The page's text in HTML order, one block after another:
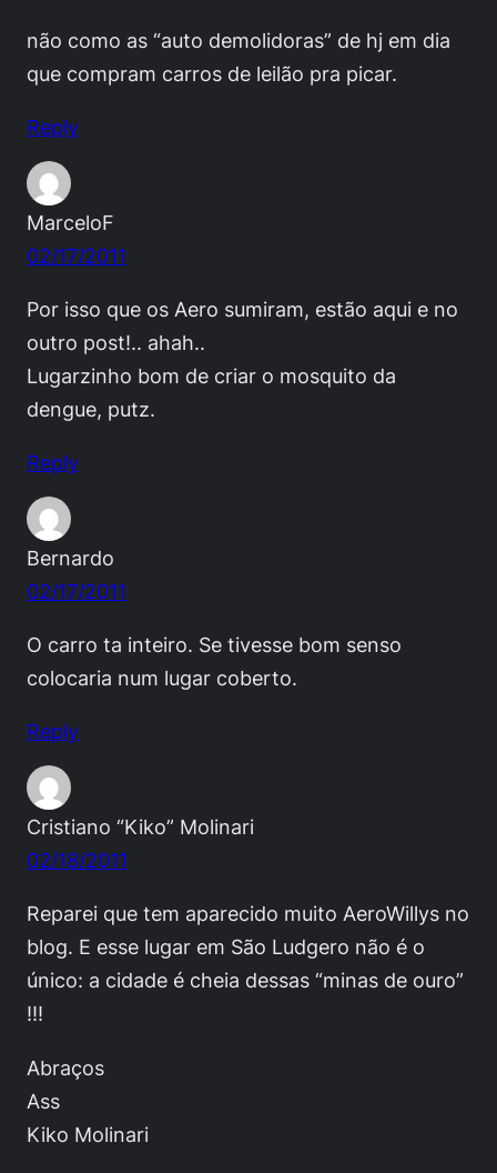
não como as “auto demolidoras” de hj em dia
que compram carros de leilão pra picar.
Reply
MarceloF
02/17/2011
Por isso que os Aero sumiram, estão aqui e no
outro post!.. ahah..
Lugarzinho bom de criar o mosquito da
dengue, putz.
Reply
Bernardo
02/17/2011
O carro ta inteiro. Se tivesse bom senso
colocaria num lugar coberto.
Reply
Cristiano “Kiko” Molinari
02/18/2011
Reparei que tem aparecido muito AeroWillys no
blog. E esse lugar em São Ludgero não é o
único: a cidade é cheia dessas “minas de ouro”
!!!
Abraços
Ass
Kiko Molinari